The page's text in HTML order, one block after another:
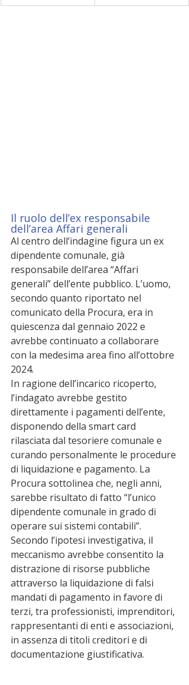
Il ruolo dell’ex responsabile
dell’area Affari generali
Al centro dell’indagine figura un ex
dipendente comunale, già
responsabile dell’area “Affari
generali” dell’ente pubblico. L’uomo,
secondo quanto riportato nel
comunicato della Procura, era in
quiescenza dal gennaio 2022 e
avrebbe continuato a collaborare
con la medesima area fino all’ottobre
2024.
In ragione dell’incarico ricoperto,
l’indagato avrebbe gestito
direttamente i pagamenti dell’ente,
disponendo della smart card
rilasciata dal tesoriere comunale e
curando personalmente le procedure
di liquidazione e pagamento. La
Procura sottolinea che, negli anni,
sarebbe risultato di fatto “l’unico
dipendente comunale in grado di
operare sui sistemi contabili”.
Secondo l’ipotesi investigativa, il
meccanismo avrebbe consentito la
distrazione di risorse pubbliche
attraverso la liquidazione di falsi
mandati di pagamento in favore di
terzi, tra professionisti, imprenditori,
rappresentanti di enti e associazioni,
in assenza di titoli creditori e di
documentazione giustificativa.